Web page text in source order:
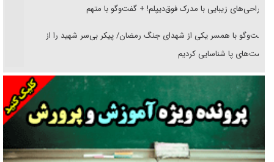
جراحی‌های زیبایی با مدرک فوق‌دیپلم! + گفت‌وگو با متهم
گفت‌وگو با همسر یکی از شهدای جنگ رمضان/ پیکر بی‌سر شهید را از
انگشت‌های پا شناسایی کردیم
نسلی که آنلاین الگو می‌گیرد
گفت‌وگو با آیت‌الله جاودان/ جفای مخالفان مکانت معنوی رهبر شهید را
ارتقا می‌داد
راننده مست به قانون می‌خندد